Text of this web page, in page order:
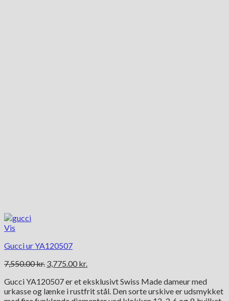
Vis
Gucci ur YA120507
7,550.00kr. Den
pris
var:
3,775.00 kr.
pris
er:
Gucci YA120507 er et eksklusivt Swiss Made dameur med
urkasse og lænke i rustfrit stål. Den sorte urskive er udsmykket